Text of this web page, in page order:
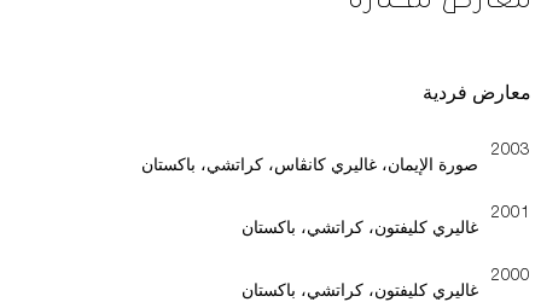
معارض فردية
2003
صورة الإيمان، غاليري كانڤاس، كراتشي، باكستان
2001
غاليري كليفتون، كراتشي، باكستان
2000
غاليري كليفتون، كراتشي، باكستان